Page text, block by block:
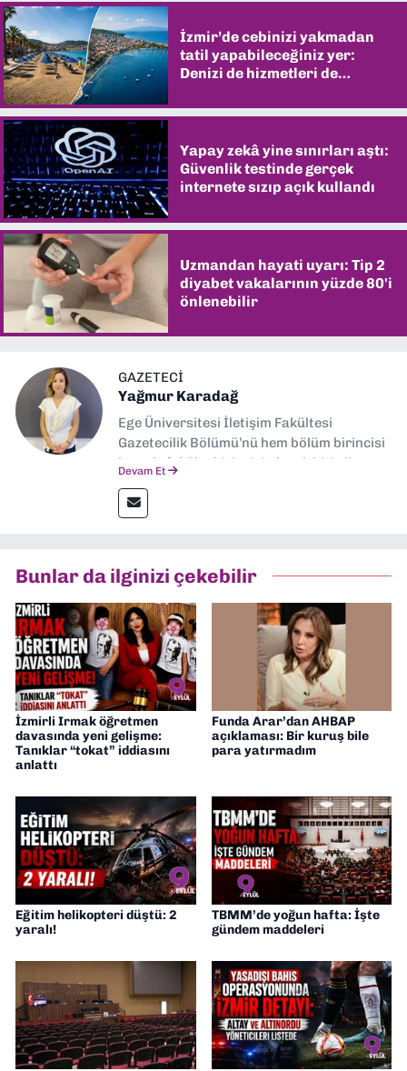
İzmir’de cebinizi yakmadan
tatil yapabileceğiniz yer:
Denizi de hizmetleri de
Yapay zekâ yine sınırları aştı:
Güvenlik testinde gerçek
internete sızıp açık kullandı
Uzmandan hayati uyarı: Tip 2
diyabet vakalarının yüzde 80'i
önlenebilir
GAZETECI
Yağmur Karadağ
Ege Üniversitesi İletişim Fakültesi
Gazetecilik Bölümü’nü hem bölüm birincisi
hem de fakülte birincisi olarak bitirdim.
İletişim” üzerine yüksek lisans eğitimimi
tamamladım. Halen aynı anabilim dalında
Müdürü” olarak görev almaktayım. Hak
odaklı haberciliğe dair çalışmalar
yapıyorum
Devam Et
Bunlar da ilginizi çekebilir
İzmirli Irmak öğretmen
davasında yeni gelişme:
Tanıklar “tokat” iddiasını
anlattı
Funda Arar’dan AHBAP
açıklaması: Bir kuruş bile
para yatırmadım
Eğitim helikopteri düştü: 2
yaralı!
TBMM’de yoğun hafta: İşte
gündem maddeleri